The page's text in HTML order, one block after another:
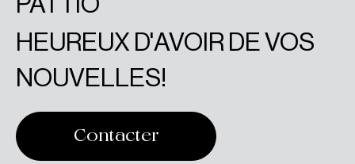
HEUREUX D'AVOIR DE VOS
NOUVELLES!
Contacter